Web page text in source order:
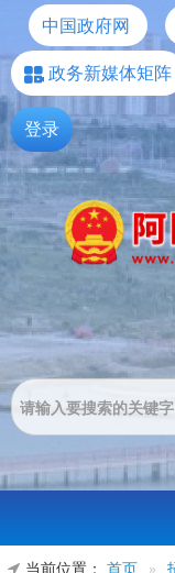
中国政府网
政务新媒体矩阵
登录
当前位置： 首页 »